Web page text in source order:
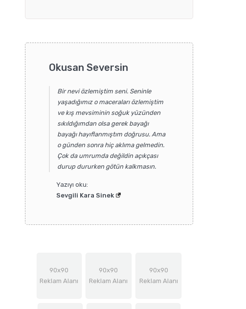
Okusan Seversin
Bir nevi özlemiştim seni. Seninle
yaşadığımız o maceraları özlemiştim
ve kış mevsiminin soğuk yüzünden
sıkıldığımdan olsa gerek bayağı
bayağı hayıflanmıştım doğrusu. Ama
o günden sonra hiç aklıma gelmedin.
Çok da umrumda değildin açıkçası
durup dururken götün kalkmasın.
Yazıyı oku:
Sevgili Kara Sinek
90x90
Reklam Alanı
90x90
Reklam Alanı
90x90
Reklam Alanı